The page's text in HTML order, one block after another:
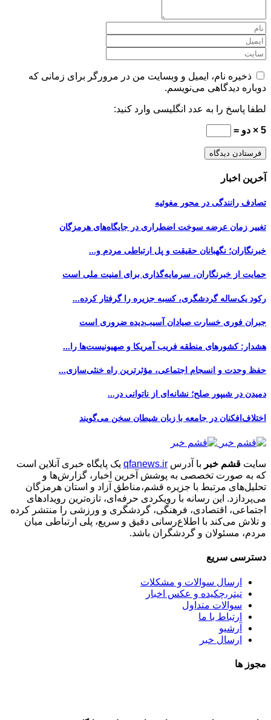
ذخیره نام، ایمیل و وبسایت من در مرورگر برای زمانی که
دوباره دیدگاهی می‌نویسم.
لطفا پاسخ را به عدد انگلیسی وارد کنید:
5 × دو =
آخرین اخبار
تصادف رانندگی در محور مغوئیه
تغییر زمان عرضه سوخت اضطراری در جایگاه‌های هرمزگان
خبرنگاران؛ نگهبانان حقیقت و پل ارتباطی مردم و...
حمایت از خبرنگاران، سرمایه‌گذاری برای امنیت ملی است
رکود یک‌ساله گردشگری، کسبه جزیره را گرفتار کرده...
جبران فوری خسارت صیادان آسیب‌دیده ضروری است
هشدار: کشورهای منطقه فریب آمریکا و صهیونیست‌ها را...
حفظ وحدت و انسجام اجتماعی، مؤثرترین راه خنثی‌سازی...
دمیدن در شیپور صلح؛ نشانه‌ای از ناتوانی در...
اختلاف‌افکنان در جامعه با زبان شیطان سخن می‌گویند
سایت قشم خبر با آدرس qfanews.ir یک پایگاه خبری آنلاین است
که به صورت تخصصی به پوشش آخرین اخبار، گزارش‌ها و
تحلیل‌های مرتبط با جزیره قشم،مناطق آزاد و استان هرمزگان
می‌پردازد. این رسانه با رویکردی حرفه‌ای، تازه‌ترین رویدادهای
اجتماعی، اقتصادی، فرهنگی، گردشگری و ورزشی را منتشر کرده
و تلاش می‌کند با اطلاع‌رسانی دقیق و سریع، پلی ارتباطی میان
مردم، مسئولان و گردشگران باشد.
دسترسی سریع
ارسال سوالات و مشکلات
تیتر،چکیده و عکس اخبار
سوالات متداول
ارتباط با ما
آرشیو
ارسال خبر
مجوز ها